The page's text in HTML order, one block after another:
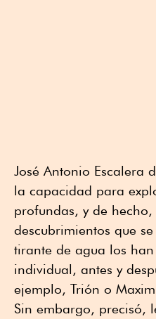
José Antonio Escalera
la capacidad para
profundas, y de hecho,
descubrimientos que
tirante de agua los
individual, antes y
ejemplo, Trión o
Sin embargo, precisó,